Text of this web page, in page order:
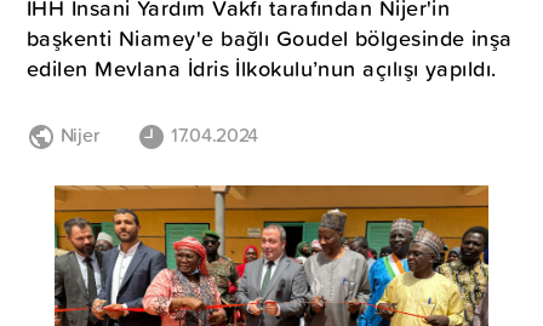
İHH İnsani Yardım Vakfı tarafından Nijer'in
başkenti Niamey'e bağlı Goudel bölgesinde inşa
edilen Mevlana İdris İlkokulu’nun açılışı yapıldı.
Nijer 17.04.2024